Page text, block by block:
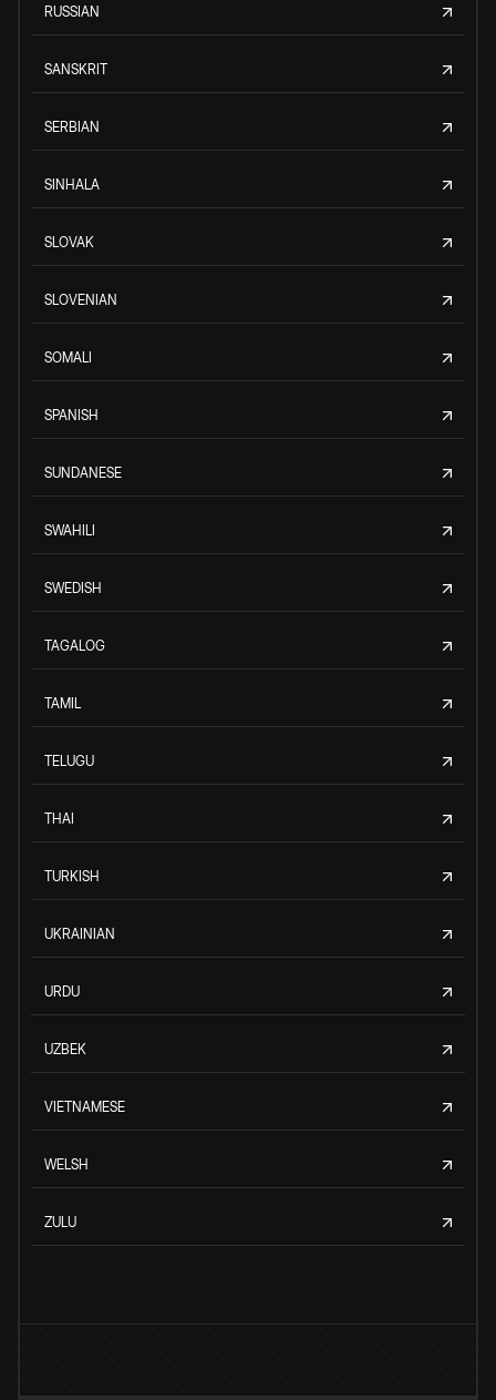
RUSSIAN
SANSKRIT
SERBIAN
SINHALA
SLOVAK
SLOVENIAN
SOMALI
SPANISH
SUNDANESE
SWAHILI
SWEDISH
TAGALOG
TAMIL
TELUGU
THAI
TURKISH
UKRAINIAN
URDU
UZBEK
VIETNAMESE
WELSH
ZULU